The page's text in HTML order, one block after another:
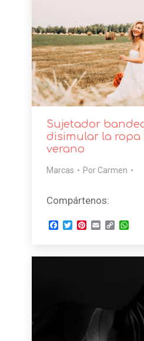
Sujetador
disimular la ropa
verano
Marcas Por Carmen
Compártenos:
Facebook
TwitterPinterest
EmailCopy